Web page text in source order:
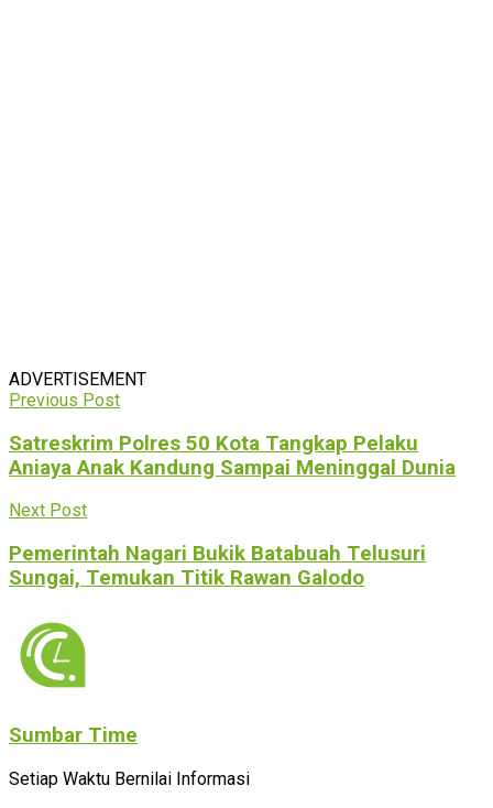
ADVERTISEMENT
Previous Post
Satreskrim Polres 50 Kota Tangkap Pelaku
Aniaya Anak Kandung Sampai Meninggal Dunia
Next Post
Pemerintah Nagari Bukik Batabuah Telusuri
Sungai, Temukan Titik Rawan Galodo
Sumbar Time
Setiap Waktu Bernilai Informasi